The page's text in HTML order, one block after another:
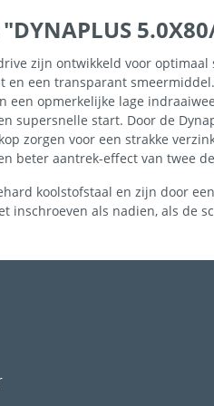
5.0X80/
zijn ontwikkeld voor
en een transparant
een opmerkelijke lage
supersnelle start. Door de
zorgen voor een strakke
beter aantrek-effect van twee
koolstofstaal en zijn door
inschroeven als nadien, als de